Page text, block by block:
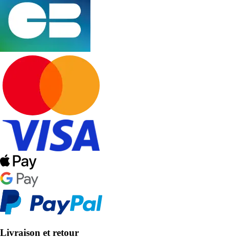
Livraison et retour